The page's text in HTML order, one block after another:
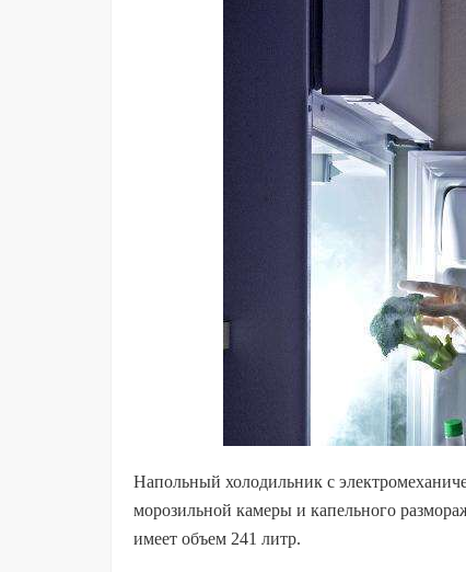
Напольный холодильник с
морозильной камеры и капельного
имеет объем 241 литр.